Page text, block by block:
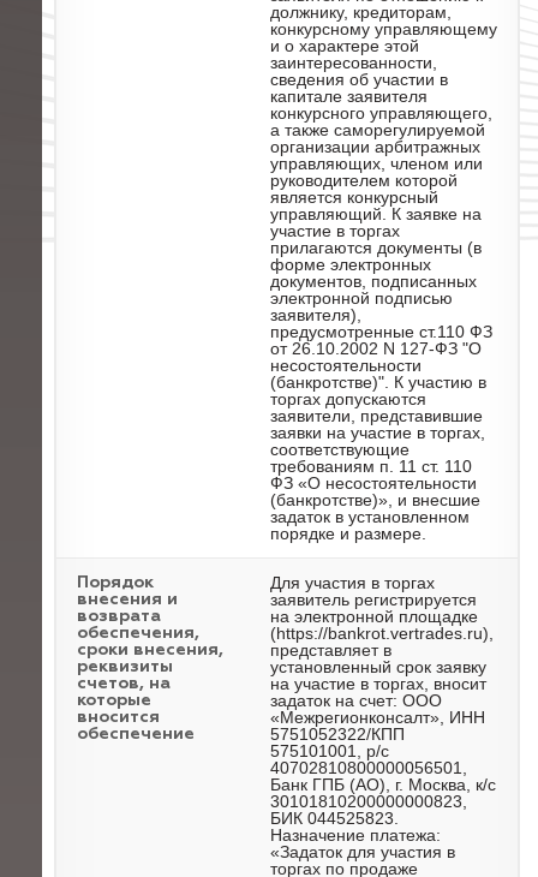
должнику, кредиторам,
конкурсному управляющему
и о характере этой
заинтересованности,
сведения об участии в
капитале заявителя
конкурсного управляющего,
а также саморегулируемой
организации арбитражных
управляющих, членом или
руководителем которой
является конкурсный
управляющий. К заявке на
участие в торгах
прилагаются документы (в
форме электронных
документов, подписанных
электронной подписью
заявителя),
предусмотренные ст.110 ФЗ
от 26.10.2002 N 127-ФЗ "О
несостоятельности
(банкротстве)". К участию в
торгах допускаются
заявители, представившие
заявки на участие в торгах,
соответствующие
требованиям п. 11 ст. 110
ФЗ «О несостоятельности
(банкротстве)», и внесшие
задаток в установленном
порядке и размере.
Порядок
внесения и
возврата
обеспечения,
сроки внесения,
реквизиты
счетов, на
которые
вносится
обеспечение
Для участия в торгах
заявитель регистрируется
на электронной площадке
(https://bankrot.vertrades.ru),
представляет в
установленный срок заявку
на участие в торгах, вносит
задаток на счет: ООО
«Межрегионконсалт», ИНН
5751052322/КПП
575101001, р/с
40702810800000056501,
Банк ГПБ (АО), г. Москва, к/с
30101810200000000823,
БИК 044525823.
Назначение платежа:
«Задаток для участия в
торгах по продаже